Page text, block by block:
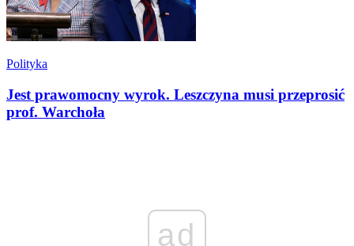
Polityka
Jest prawomocny wyrok. Leszczyna musi przeprosić
prof. Warchoła
ad